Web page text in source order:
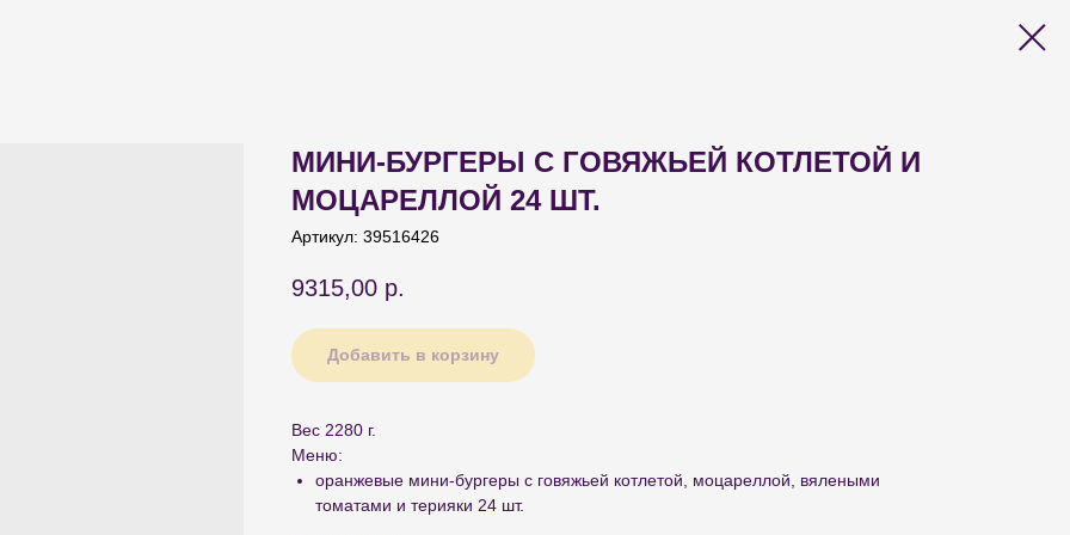
МИНИ-БУРГЕРЫ С ГОВЯЖЬЕЙ КОТЛЕТОЙ И
МОЦАРЕЛЛОЙ 24 ШТ.
Артикул: 39516426
9315,00 р.
Добавить в корзину
Вес 2280 г.
Меню:
оранжевые мини-бургеры с говяжьей котлетой, моцареллой, вялеными
томатами и терияки 24 шт.